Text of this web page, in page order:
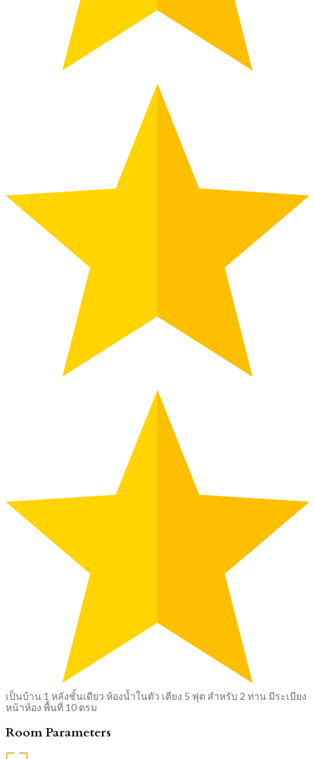
เป็นบ้าน 1 หลังชั้นเดียว ห้องน้ำในตัว เตียง 5 ฟุต สำหรับ 2 ท่าน มีระเบียง
หน้าห้อง พื้นที่ 10 ตรม
Room Parameters